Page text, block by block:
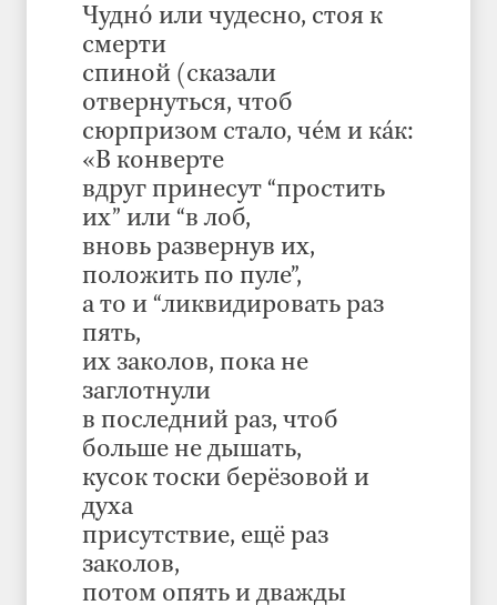
Чуднó или чудесно, стоя к
смерти
спиной (сказали
отвернуться, чтоб
сюрпризом стало, чéм и кáк:
«В конверте
вдруг принесут “простить
их” или “в лоб,
вновь развернув их,
положить по пуле”,
а то и “ликвидировать раз
пять,
их заколов, пока не
заглотнули
в последний раз, чтоб
больше не дышать,
кусок тоски берёзовой и
духа
присутствие, ещё раз
заколов,
потом опять и дважды